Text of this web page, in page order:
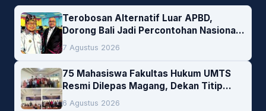
Terobosan Alternatif Luar APBD,
Dorong Bali Jadi Percontohan Nasional
Pembiayaan Daerah
7 Agustus 2026
75 Mahasiswa Fakultas Hukum UMTS
Resmi Dilepas Magang, Dekan Titip
Empat Pesan Penting
6 Agustus 2026